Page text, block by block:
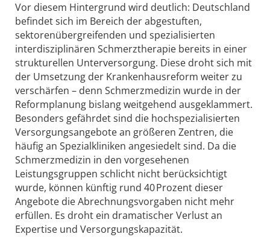
Vor diesem Hintergrund wird deutlich: Deutschland
befindet sich im Bereich der abgestuften,
sektorenübergreifenden und spezialisierten
interdisziplinären Schmerztherapie bereits in einer
strukturellen Unterversorgung. Diese droht sich mit
der Umsetzung der Krankenhausreform weiter zu
verschärfen – denn Schmerzmedizin wurde in der
Reformplanung bislang weitgehend ausgeklammert.
Besonders gefährdet sind die hochspezialisierten
Versorgungsangebote an größeren Zentren, die
häufig an Spezialkliniken angesiedelt sind. Da die
Schmerzmedizin in den vorgesehenen
Leistungsgruppen schlicht nicht berücksichtigt
wurde, können künftig rund 40 Prozent dieser
Angebote die Abrechnungsvorgaben nicht mehr
erfüllen. Es droht ein dramatischer Verlust an
Expertise und Versorgungskapazität.